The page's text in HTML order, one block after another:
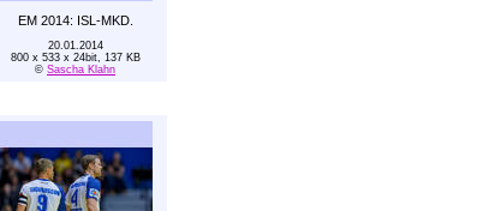
EM 2014: ISL-MKD.
20.01.2014
800 x 533 x 24bit, 137 KB
© Sascha Klahn